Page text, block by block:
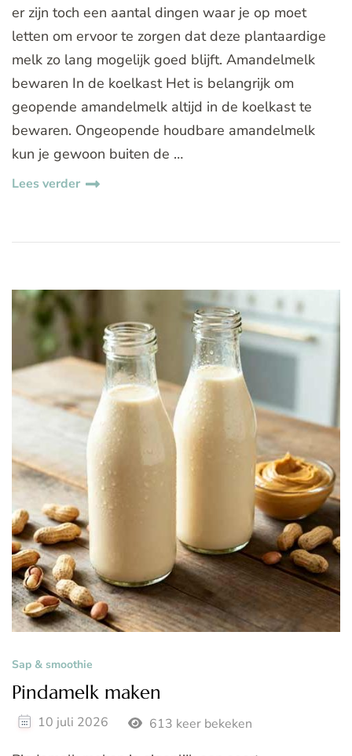
er zijn toch een aantal dingen waar je op moet
letten om ervoor te zorgen dat deze plantaardige
melk zo lang mogelijk goed blijft. Amandelmelk
bewaren In de koelkast Het is belangrijk om
geopende amandelmelk altijd in de koelkast te
bewaren. Ongeopende houdbare amandelmelk
kun je gewoon buiten de …
Lees verder
Sap & smoothie
Pindamelk maken
10 juli 2026 613 keer bekeken